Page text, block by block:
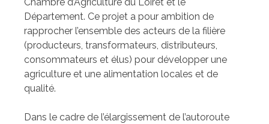
Département. Ce projet a pour ambition de
rapprocher l’ensemble des acteurs de la filière
(producteurs, transformateurs, distributeurs,
consommateurs et élus) pour développer une
agriculture et une alimentation locales et de
qualité.
Dans le cadre de l’élargissement de l’autoroute